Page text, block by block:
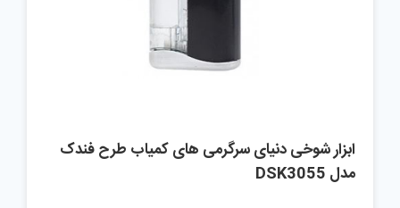
ابزار شوخی دنیای سرگرمی های کمیاب طرح فندک
مدل DSK3055